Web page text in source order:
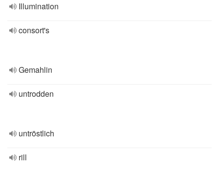
Illumination
consort's
Gemahlin
untrodden
untröstlich
rill